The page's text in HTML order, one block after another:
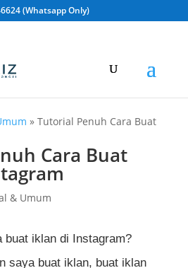
(Whatsapp Only)
» Tutorial Penuh Cara Buat
Cara Buat
& Umum
buat iklan di Instagram?
saya buat iklan, buat iklan